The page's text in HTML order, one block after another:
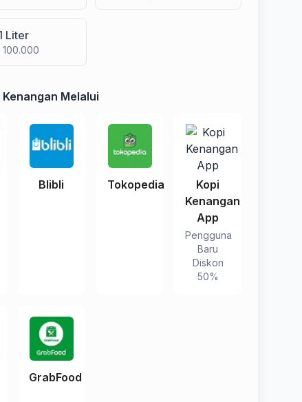
Liter
100.000
Kenangan Melalui
Blibli Tokopedia
Kopi
Kenangan
App
Pengguna
Baru
Diskon
50%
GrabFood